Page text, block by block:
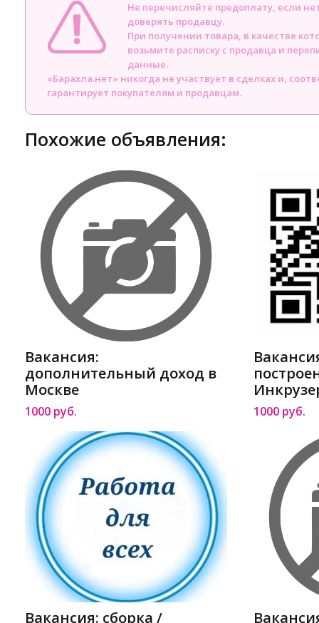
Не перечисляйте предоплату, если
доверять продавцу.
При получении товара, в качестве
возьмите расписку с продавца и
данные.
«Барахла.нет» никогда не участвует в сделках и,
гарантирует покупателям и продавцам.
Похожие объявления:
Вакансия:
дополнительный доход в
Москве
1000 руб. 1000 руб.
Вакансия: сборка /